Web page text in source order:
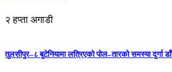
२ हप्ता अगाडी
तुलसीपुर–८ बुटेनियामा लत्रिएको पोल–तारको समस्या दुर्गा